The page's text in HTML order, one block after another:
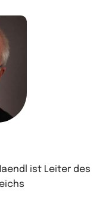
ist Leiter des